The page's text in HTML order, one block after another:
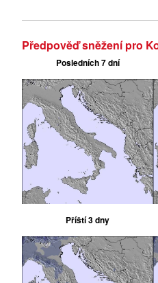
Předpověď sněžení pro
Posledních 7 dní
Příští 3 dny